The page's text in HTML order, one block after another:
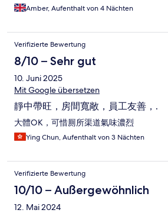
Amber, Aufenthalt von 4 Nächten
Verifizierte Bewertung
8/10 – Sehr gut
10. Juni 2025
Mit Google übersetzen
靜中帶旺，房間寬敞，員工友善，.
大體OK，可惜厠所渠道氣味濃烈
Ying Chun, Aufenthalt von 3 Nächten
Verifizierte Bewertung
10/10 – Außergewöhnlich
12. Mai 2024